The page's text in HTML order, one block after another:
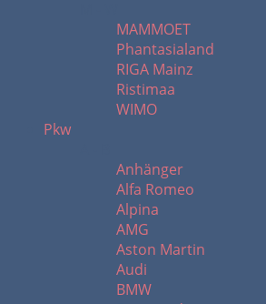
MAMMOET
Phantasialand
RIGA Mainz
Ristimaa
WIMO
Pkw
Anhänger
Alfa Romeo
Alpina
AMG
Aston Martin
Audi
BMW